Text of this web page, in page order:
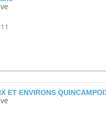
ET ENVIRONS